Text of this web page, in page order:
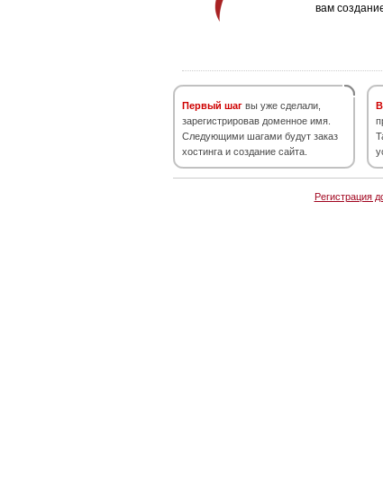
вам
Первый шаг вы уже сделали,
зарегистрировав доменное имя.
Следующими шагами будут заказ
хостинга и создание сайта.
Регистрация